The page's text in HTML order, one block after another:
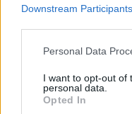
Downstream Participants
Please note that this
not limited to your visit
grant or deny consent
use your data for below
Personal Data
I want to opt-out of
personal data.
Opted In
IAB Hellas: Νέα
Συμβούλιο - Πρόεδρος ο